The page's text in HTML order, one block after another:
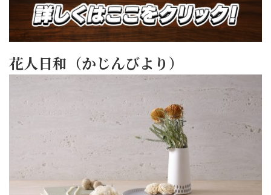
花人日和（かじんびより）